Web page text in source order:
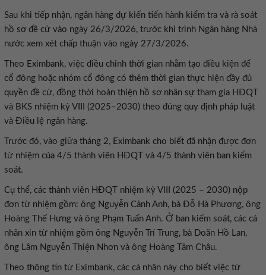
Sau khi tiếp nhận, ngân hàng dự kiến tiến hành kiểm tra và rà soát
hồ sơ đề cử vào ngày 26/3/2026, trước khi trình Ngân hàng Nhà
nước xem xét chấp thuận vào ngày 27/3/2026.
Theo Eximbank, việc điều chỉnh thời gian nhằm tạo điều kiện để
cổ đông hoặc nhóm cổ đông có thêm thời gian thực hiện đầy đủ
quyền đề cử, đồng thời hoàn thiện hồ sơ nhân sự tham gia HĐQT
và BKS nhiệm kỳ VIII (2025–2030) theo đúng quy định pháp luật
và Điều lệ ngân hàng.
Trước đó, vào giữa tháng 2, Eximbank cho biết đã nhận được đơn
từ nhiệm của 4/5 thành viên HĐQT và 4/5 thành viên ban kiểm
soát.
Cụ thể, các thành viên HĐQT nhiệm kỳ VIII (2025 – 2030) nộp
đơn từ nhiệm gồm: ông Nguyễn Cảnh Anh, bà Đỗ Hà Phương, ông
Hoàng Thế Hưng và ông Phạm Tuấn Anh. Ở ban kiểm soát, các cá
nhân xin từ nhiệm gồm ông Nguyễn Trí Trung, bà Doãn Hồ Lan,
ông Lâm Nguyễn Thiện Nhơn và ông Hoàng Tâm Châu.
Theo thông tin từ Eximbank, các cá nhân này cho biết việc từ